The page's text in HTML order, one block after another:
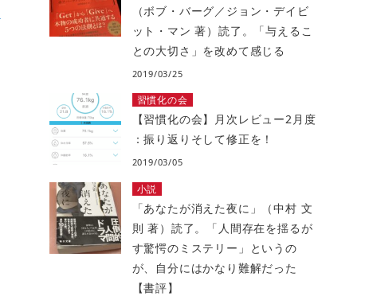
（ボブ・バーグ／ジョン・デイビ
ット・マン 著）読了。「与えるこ
との大切さ」を改めて感じる
2019/03/25
習慣化の会
【習慣化の会】月次レビュー2月度
：振り返りそして修正を！
2019/03/05
小説
「あなたが消えた夜に」（中村 文
則 著）読了。「人間存在を揺るが
す驚愕のミステリー」というの
が、自分にはかなり難解だった
【書評】